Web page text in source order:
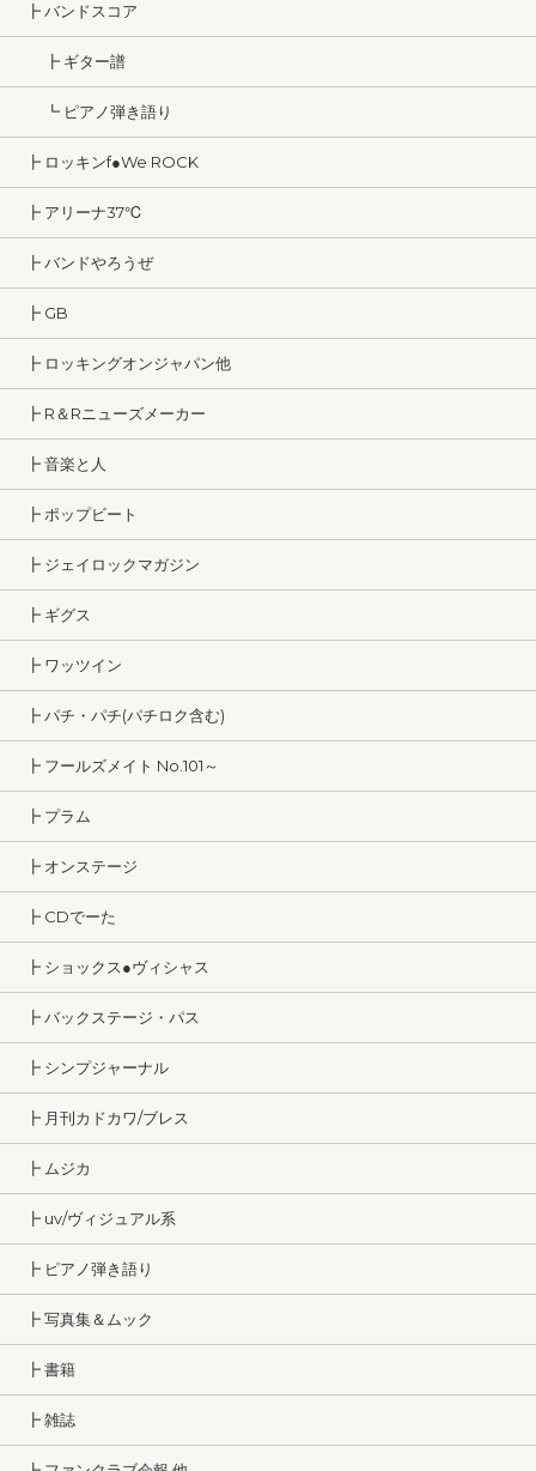
┣ バンドスコア
┣ ギター譜
┗ ピアノ弾き語り
┣ ロッキンf●We ROCK
┣ アリーナ37℃
┣ バンドやろうぜ
┣ GB
┣ ロッキングオンジャパン他
┣ R＆Rニューズメーカー
┣ 音楽と人
┣ ポップビート
┣ ジェイロックマガジン
┣ ギグス
┣ ワッツイン
┣ パチ・パチ(パチロク含む)
┣ フールズメイト No.101～
┣ プラム
┣ オンステージ
┣ CDでーた
┣ ショックス●ヴィシャス
┣ バックステージ・パス
┣ シンプジャーナル
┣ 月刊カドカワ/ブレス
┣ ムジカ
┣ uv/ヴィジュアル系
┣ ピアノ弾き語り
┣ 写真集＆ムック
┣ 書籍
┣ 雑誌